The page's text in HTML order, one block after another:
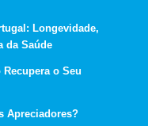
Longevidade,
da Saúde
o Seu
Apreciadores?